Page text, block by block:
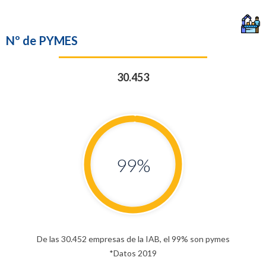
Nº de PYMES
30.453
99%
De las 30.452 empresas de la IAB, el 99% son pymes
*Datos 2019